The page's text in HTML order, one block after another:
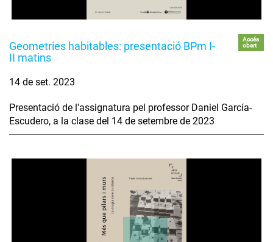
Geometries habitables: presentació BPm I-
II matins
Accés
obert
14 de set. 2023
Presentació de l'assignatura pel professor Daniel García-
Escudero, a la clase del 14 de setembre de 2023